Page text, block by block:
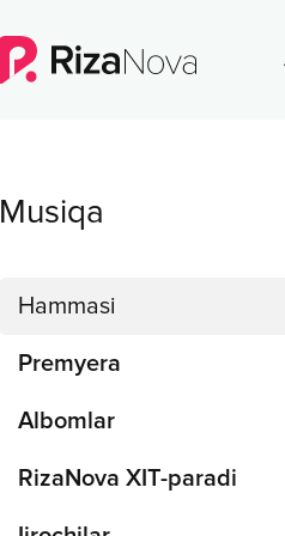
Musiqa
Hammasi
Premyera
Albomlar
RizaNova XIT-paradi